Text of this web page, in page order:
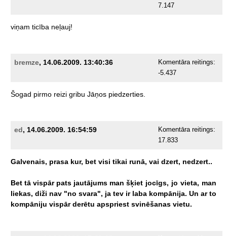
7.147
viņam ticība neļauj!
bremze, 14.06.2009. 13:40:36
Komentāra reitings:
-5.437
Šogad pirmo reizi gribu Jāņos piedzerties.
ed, 14.06.2009. 16:54:59
Komentāra reitings:
17.833
Galvenais, prasa kur, bet visi tikai runā, vai dzert, nedzert..
Bet tā vispār pats jautājums man šķiet jocīgs, jo vieta, man
liekas, diži nav "no svara", ja tev ir laba kompānija. Un ar to
kompāniju vispār derētu apspriest svinēšanas vietu.